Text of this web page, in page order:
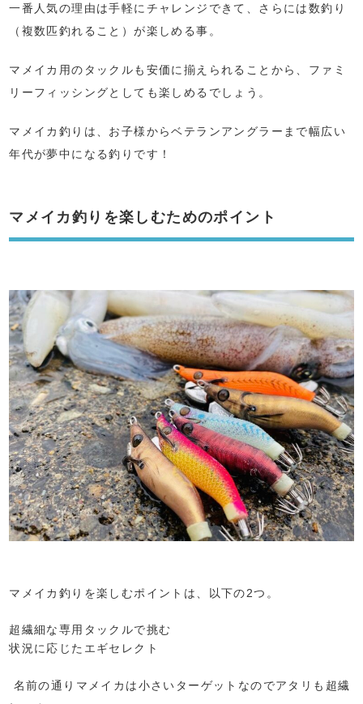
一番人気の理由は手軽にチャレンジできて、さらには数釣り
（複数匹釣れること）が楽しめる事。
マメイカ用のタックルも安価に揃えられることから、ファミ
リーフィッシングとしても楽しめるでしょう。
マメイカ釣りは、お子様からベテランアングラーまで幅広い
年代が夢中になる釣りです！
マメイカ釣りを楽しむためのポイント
マメイカ釣りを楽しむポイントは、以下の2つ。
超繊細な専用タックルで挑む
状況に応じたエギセレクト
名前の通りマメイカは小さいターゲットなのでアタリも超繊